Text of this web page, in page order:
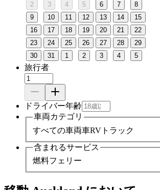
2
3 4 5 6 7
8
9
10 11 12 13 14
15
16
17 18 19 20 21
22
23
24 25 26 27 28
29
30
31 1 2 3 4 5
旅行者
ドライバー年齢
車両カテゴリ
すべての車両車RV トラック
含まれるサービス
燃料フェリー